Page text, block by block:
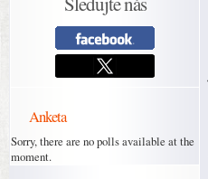
Anketa
Sorry, there are no polls available at the
moment.